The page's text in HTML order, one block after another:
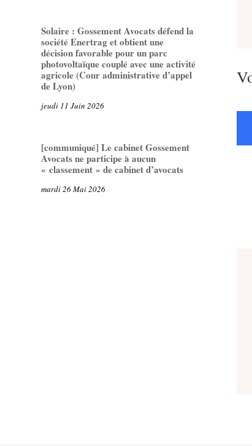
Solaire : Gossement Avocats défend la
société Enertrag et obtient une
décision favorable pour un parc
photovoltaïque couplé avec une activité
agricole (Cour administrative d’appel
de Lyon)
jeudi 11 Juin 2026
[communiqué] Le cabinet Gossement
Avocats ne participe à aucun
« classement » de cabinet d’avocats
mardi 26 Mai 2026